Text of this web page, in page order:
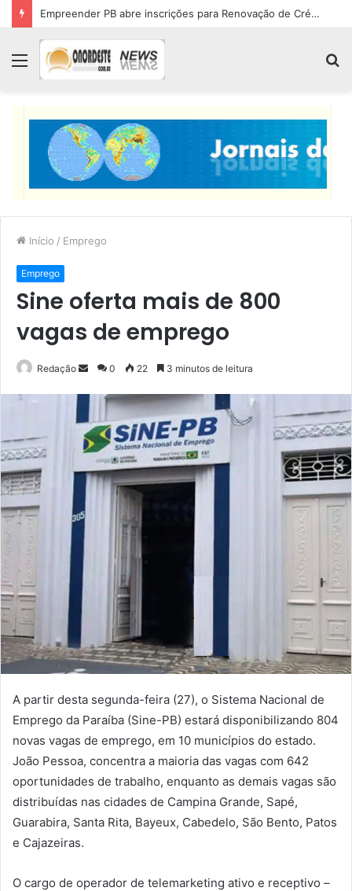
Empreender PB abre inscrições para Renovação de Crédito
Menu
Início / Emprego
Emprego
Sine oferta mais de 800
vagas de emprego
Redação
Mande
e-
mail
0 22 3 minutos de leitura
A partir desta segunda-feira (27), o Sistema Nacional de
Emprego da Paraíba (Sine-PB) estará disponibilizando 804
novas vagas de emprego, em 10 municípios do estado.
João Pessoa, concentra a maioria das vagas com 642
oportunidades de trabalho, enquanto as demais vagas são
distribuídas nas cidades de Campina Grande, Sapé,
Guarabira, Santa Rita, Bayeux, Cabedelo, São Bento, Patos
e Cajazeiras.
O cargo de operador de telemarketing ativo e receptivo –